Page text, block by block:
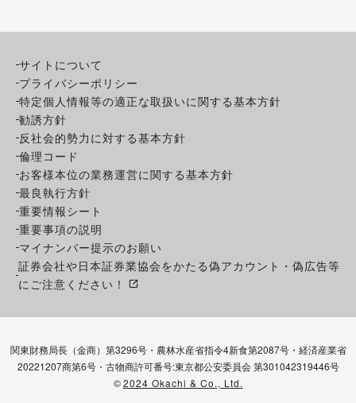
サイトについて
プライバシーポリシー
特定個人情報等の適正な取扱いに関する基本方針
勧誘方針
反社会的勢力に対する基本方針
倫理コード
お客様本位の業務運営に関する基本方針
最良執行方針
重要情報シート
重要事項の説明
マイナンバー提示のお願い
証券会社や日本証券業協会をかたる偽アカウント・偽広告等
にご注意ください！
関東財務局長（金商）第3296号・農林水産省指令4新食第2087号・経済産業省
20221207商第6号・古物商許可番号:東京都公安委員会 第301042319446号
©2024 Okachi & Co., Ltd.